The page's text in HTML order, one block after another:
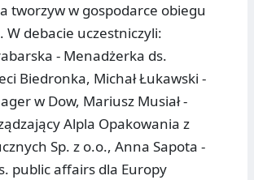
tworzyw w gospodarce obiegu
debacie uczestniczyli:
- Menadżerka ds.
Biedronka, Michał Łukawski -
w Dow, Mariusz Musiał -
Alpla Opakowania z
Sp. z o.o., Anna Sapota -
public affairs dla Europy